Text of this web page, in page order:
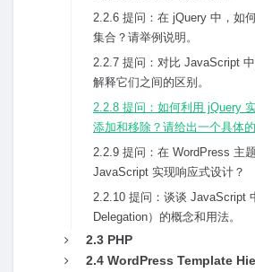
2.2.6 提问：在 jQuery 中，如
集合？请举例说明。
2.2.7 提问：对⽐ JavaScript
解释它们之间的区别。
2.2.8 提问：如何利⽤ jQuery
添加和移除？请给出⼀个具体的
2.2.9 提问：在 WordPress 主
JavaScript 实现响应式设计？
2.2.10 提问：谈谈 JavaScript
Delegation）的概念和⽤法。
2.3 PHP
2.4 WordPress Template